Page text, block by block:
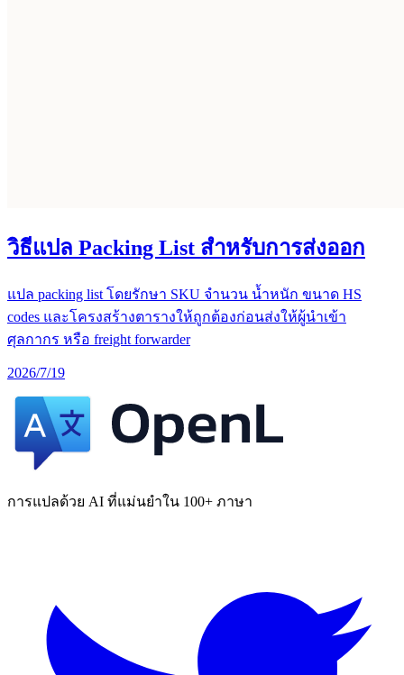
วิธีแปล Packing List สำหรับการส่งออก
แปล packing list โดยรักษา SKU จำนวน น้ำหนัก ขนาด HS
codes และโครงสร้างตารางให้ถูกต้องก่อนส่งให้ผู้นำเข้า
ศุลกากร หรือ freight forwarder
2026/7/19
การแปลด้วย AI ที่แม่นยำใน 100+ ภาษา